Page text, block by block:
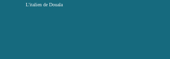
L'italien de Douala